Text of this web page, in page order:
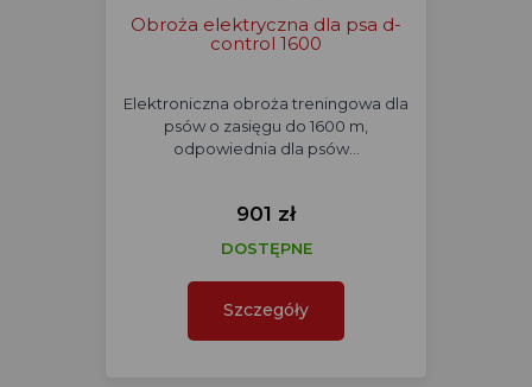
Obroża elektryczna dla psa d-
control 1600
Elektroniczna obroża treningowa dla
psów o zasięgu do 1600 m,
odpowiednia dla psów…
901 zł
DOSTĘPNE
Szczegóły